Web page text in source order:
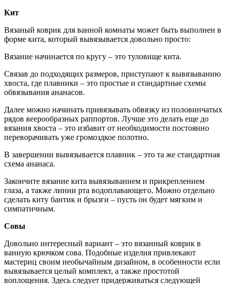
Кит
Вязаный коврик для ванной комнаты может быть выполнен в
форме кита, который вывязывается довольно просто:
Вязание начинается по кругу – это туловище кита.
Связав до подходящих размеров, приступают к вывязыванию
хвоста, где плавники – это простые и стандартные схемы
обвязывания ананасов.
Далее можно начинать привязывать обвязку из половинчатых
рядов веерообразных раппортов. Лучше это делать еще до
вязания хвоста – это избавит от необходимости постоянно
переворачивать уже громоздкое полотно.
В завершении вывязывается плавник – это та же стандартная
схема ананаса.
Закончите вязание кита вывязыванием и прикреплением
глаза, а также линии рта водоплавающего. Можно отдельно
сделать киту бантик и брызги – пусть он будет мягким и
симпатичным.
Совы
Довольно интересный вариант – это вязанный коврик в
ванную крючком сова. Подобные изделия привлекают
мастериц своим необычайным дизайном, в особенности если
вывязывается целый комплект, а также простотой
воплощения. Здесь следует придерживаться следующей